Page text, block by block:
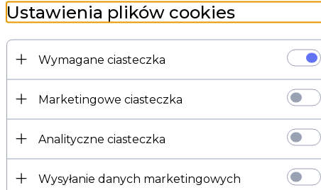
Ustawienia plików cookies
Wymagane ciasteczka
Marketingowe ciasteczka
Analityczne ciasteczka
Wysyłanie danych marketingowych